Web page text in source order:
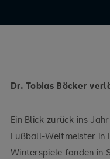
Dr. Tobias Böcker
Ein Blick zurück ins
Fußball-Weltmeister in
Winterspiele fanden in